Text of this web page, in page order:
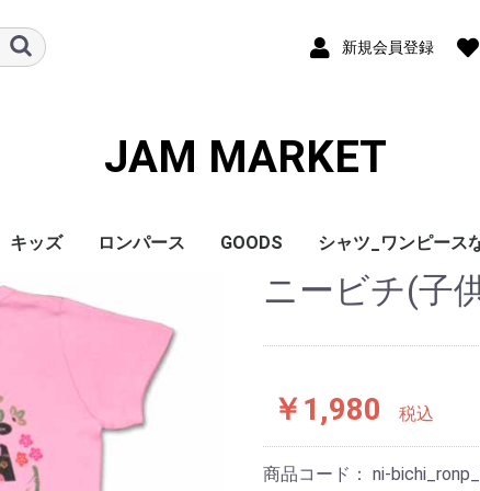
新規会員登録
JAM MARKET
キッズ ロンパース GOODS シャツ_ワンピース
ニービチ(子
￥1,980 税込
商品コード： ni-